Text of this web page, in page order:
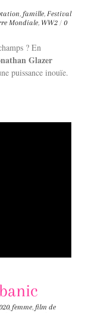
, famille,Festival
Mondiale, WW2 / 0
? En
Glazer
puissance inouïe.
, femme, film de